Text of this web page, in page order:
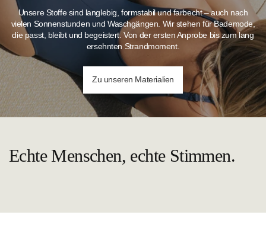
Unsere Stoffe sind langlebig, formstabil und farbecht – auch nach
vielen Sonnenstunden und Waschgängen. Wir stehen für Bademode,
die passt, bleibt und begeistert. Von der ersten Anprobe bis zum lang
ersehnten Strandmoment.
Zu unseren Materialien
Echte Menschen, echte Stimmen.